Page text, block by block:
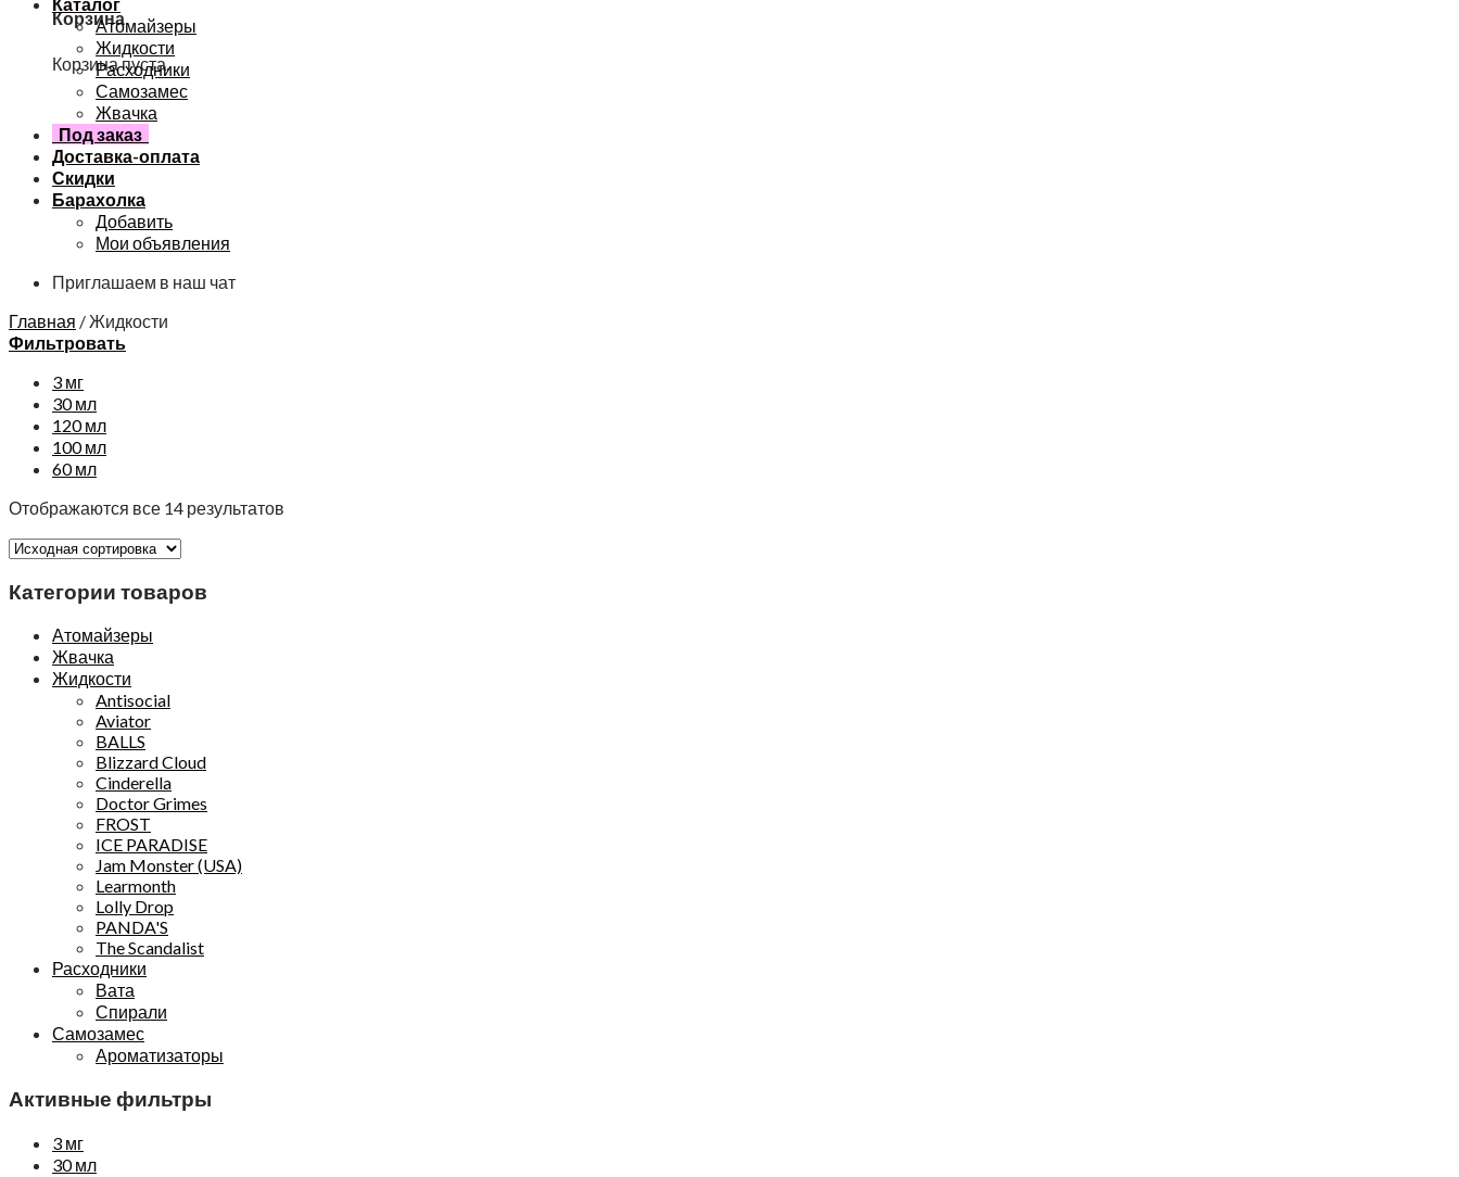
Корзина
Корзина пуста.
Атомайзеры
Жидкости
Расходники
Самозамес
Жвачка
Под заказ
Доставка-оплата
Скидки
Барахолка
Добавить
Мои объявления
Приглашаем в наш чат
Главная /Жидкости
Фильтровать
3 мг
30 мл
120 мл
100 мл
60 мл
Отображаются все 14 результатов
Категории товаров
Атомайзеры
Жвачка
Жидкости
Antisocial
Aviator
BALLS
Blizzard Cloud
Cinderella
Doctor Grimes
FROST
ICE PARADISE
Jam Monster (USA)
Learmonth
Lolly Drop
PANDA'S
The Scandalist
Расходники
Вата
Спирали
Самозамес
Ароматизаторы
Активные фильтры
3 мг
30 мл